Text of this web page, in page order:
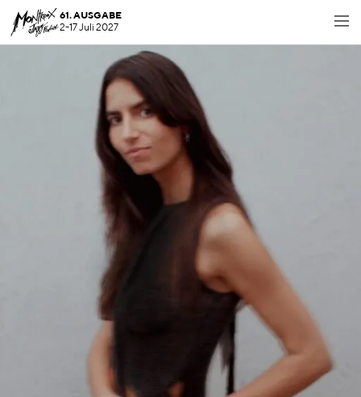
61. AUSGABE
2-17 Juli 2027